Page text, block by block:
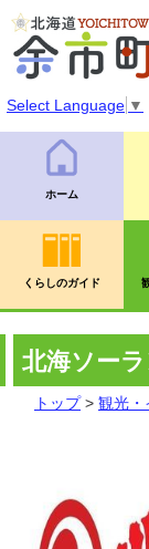
Select Language ▼
ホーム
くらしのガイド
北海ソー
トップ> 観光・